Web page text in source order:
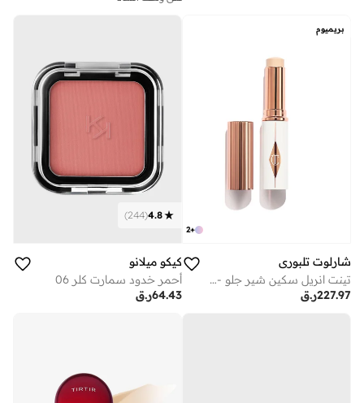
بريميوم
+
2
شارلوت تلبوري
تينت انريل سكين شير جلو - 1 فير
ر.ق227.97
4.8
(
244
)
كيكو ميلانو
أحمر خدود سمارت كلر 06
ر.ق64.43